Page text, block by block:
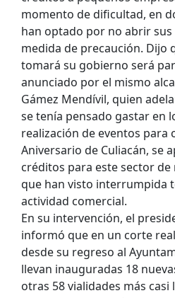
momento de dificultad, en
han optado por no abrir
medida de precaución. Dijo
tomará su gobierno será
anunciado por el mismo
Gámez Mendívil, quien
se tenía pensado gastar en
realización de eventos para
Aniversario de Culiacán, se
créditos para este sector
que han visto interrumpida
actividad comercial.
En su intervención, el
informó que en un corte
desde su regreso al
llevan inauguradas 18
otras 58 vialidades más casi